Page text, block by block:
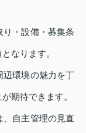
り・設備・募集条
なります。
辺環境の魅力を丁
期待できます。
自主管理の見直